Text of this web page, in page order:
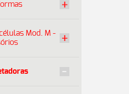
Mod. M -